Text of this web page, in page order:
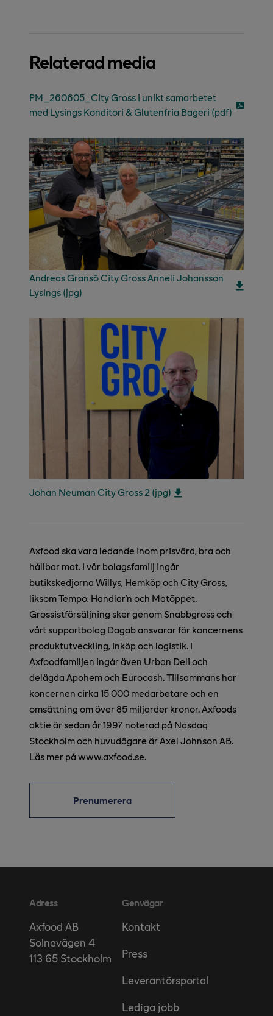
Relaterad media
PM_260605_City Gross i unikt samarbetet
med Lysings Konditori & Glutenfria Bageri (pdf)
Andreas Gransö City Gross Anneli Johansson
Lysings (jpg)
Johan Neuman City Gross 2 (jpg)
Axfood ska vara ledande inom prisvärd, bra och
hållbar mat. I vår bolagsfamilj ingår
butikskedjorna Willys, Hemköp och City Gross,
liksom Tempo, Handlar’n och Matöppet.
Grossistförsäljning sker genom Snabbgross och
vårt supportbolag Dagab ansvarar för koncernens
produktutveckling, inköp och logistik. I
Axfoodfamiljen ingår även Urban Deli och
delägda Apohem och Eurocash. Tillsammans har
koncernen cirka 15 000 medarbetare och en
omsättning om över 85 miljarder kronor. Axfoods
aktie är sedan år 1997 noterad på Nasdaq
Stockholm och huvudägare är Axel Johnson AB.
Läs mer på www.axfood.se.
Prenumerera
Adress
Axfood AB
Solnavägen 4
113 65 Stockholm
Genvägar
Kontakt
Press
Leverantörsportal
Lediga jobb